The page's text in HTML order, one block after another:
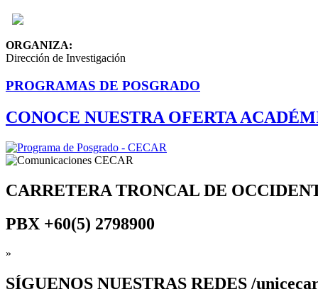
ORGANIZA:
Dirección de Investigación
PROGRAMAS DE POSGRADO
CONOCE NUESTRA OFERTA
CARRETERA TRONCAL DE
PBX +60(5) 2798900
»
SÍGUENOS NUESTRAS REDES /